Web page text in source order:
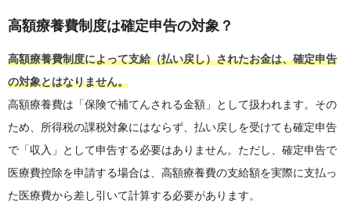
高額療養費制度は確定申告の対象？
高額療養費制度によって支給（払い戻し）されたお金は、確定申告
の対象とはなりません。
高額療養費は「保険で補てんされる金額」として扱われます。その
ため、所得税の課税対象にはならず、払い戻しを受けても確定申告
で「収入」として申告する必要はありません。ただし、確定申告で
医療費控除を申請する場合は、高額療養費の支給額を実際に支払っ
た医療費から差し引いて計算する必要があります。